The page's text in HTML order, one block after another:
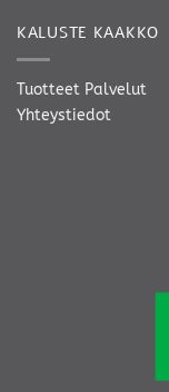
KALUSTE KAAKKO
Tuotteet Palvelut
Yhteystiedot